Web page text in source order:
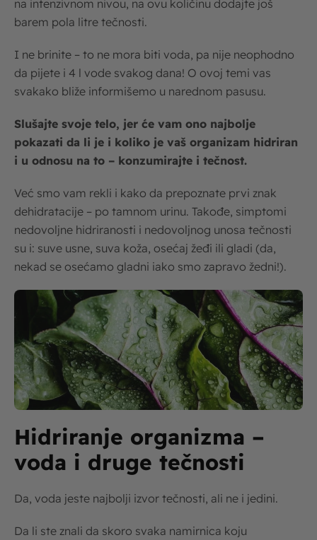
na intenzivnom nivou, na ovu količinu dodajte još
barem pola litre tečnosti.
I ne brinite – to ne mora biti voda, pa nije neophodno
da pijete i 4 l vode svakog dana! O ovoj temi vas
svakako bliže informišemo u narednom pasusu.
Slušajte svoje telo, jer će vam ono najbolje
pokazati da li je i koliko je vaš organizam hidriran
i u odnosu na to – konzumirajte i tečnost.
Već smo vam rekli i kako da prepoznate prvi znak
dehidratacije – po tamnom urinu. Takođe, simptomi
nedovoljne hidriranosti i nedovoljnog unosa tečnosti
su i: suve usne, suva koža, osećaj žeđi ili gladi (da,
nekad se osećamo gladni iako smo zapravo žedni!).
Hidriranje organizma –
voda i druge tečnosti
Da, voda jeste najbolji izvor tečnosti, ali ne i jedini.
Da li ste znali da skoro svaka namirnica koju